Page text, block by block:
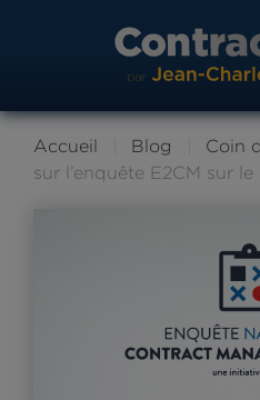
Accueil Blog Coin
sur l’enquête E2CM sur